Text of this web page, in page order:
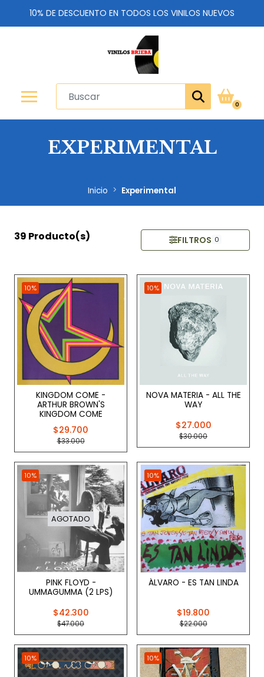
10% DE DESCUENTO EN TODOS LOS VINILOS NUEVOS
0
EXPERIMENTAL
Inicio Experimental
39 Producto(s) FILTROS 0
10%
KINGDOM COME -
ARTHUR BROWN'S
KINGDOM COME
$29.700
$33.000
10%
NOVA MATERIA - ALL THE
WAY
$27.000
$30.000
10%
AGOTADO
PINK FLOYD -
UMMAGUMMA (2 LPS)
$42.300
$47.000
10%
ÁLVARO - ES TAN LINDA
$19.800
$22.000
10% 10%